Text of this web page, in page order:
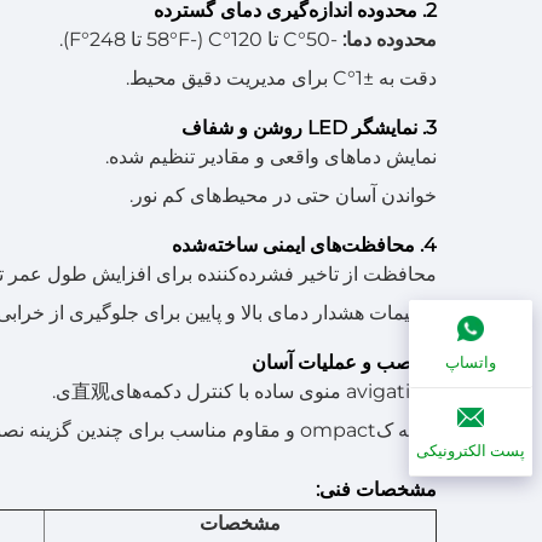
2. محدوده اندازه‌گیری دمای گسترده
محدوده دما: -50°C تا 120°C (-58°F تا 248°F).
دقت به ±1°C برای مدیریت دقیق محیط.
3. نمایشگر LED روشن و شفاف
نمایش دماهای واقعی و مقادیر تنظیم شده.
خواندن آسان حتی در محیط‌های کم نور.
4. محافظت‌های ایمنی ساخته‌شده
محافظت از تاخیر فشرده‌کننده برای افزایش طول عمر
تنظیمات هشدار دمای بالا و پایین برای جلوگیری از
جعبه کompact و مقاوم مناسب برای چندین گزینه نصب.
مشخصات فنی:
مشخصات
واتساپ
پست الکترونیکی